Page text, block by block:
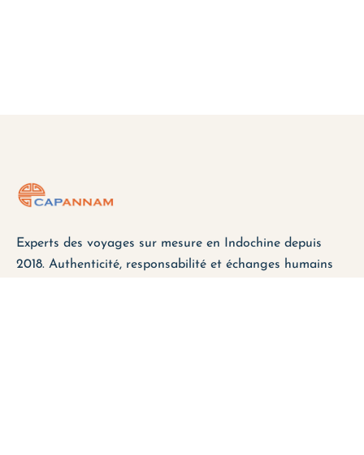
Experts des voyages sur mesure en Indochine depuis
2018. Authenticité, responsabilité et échanges humains